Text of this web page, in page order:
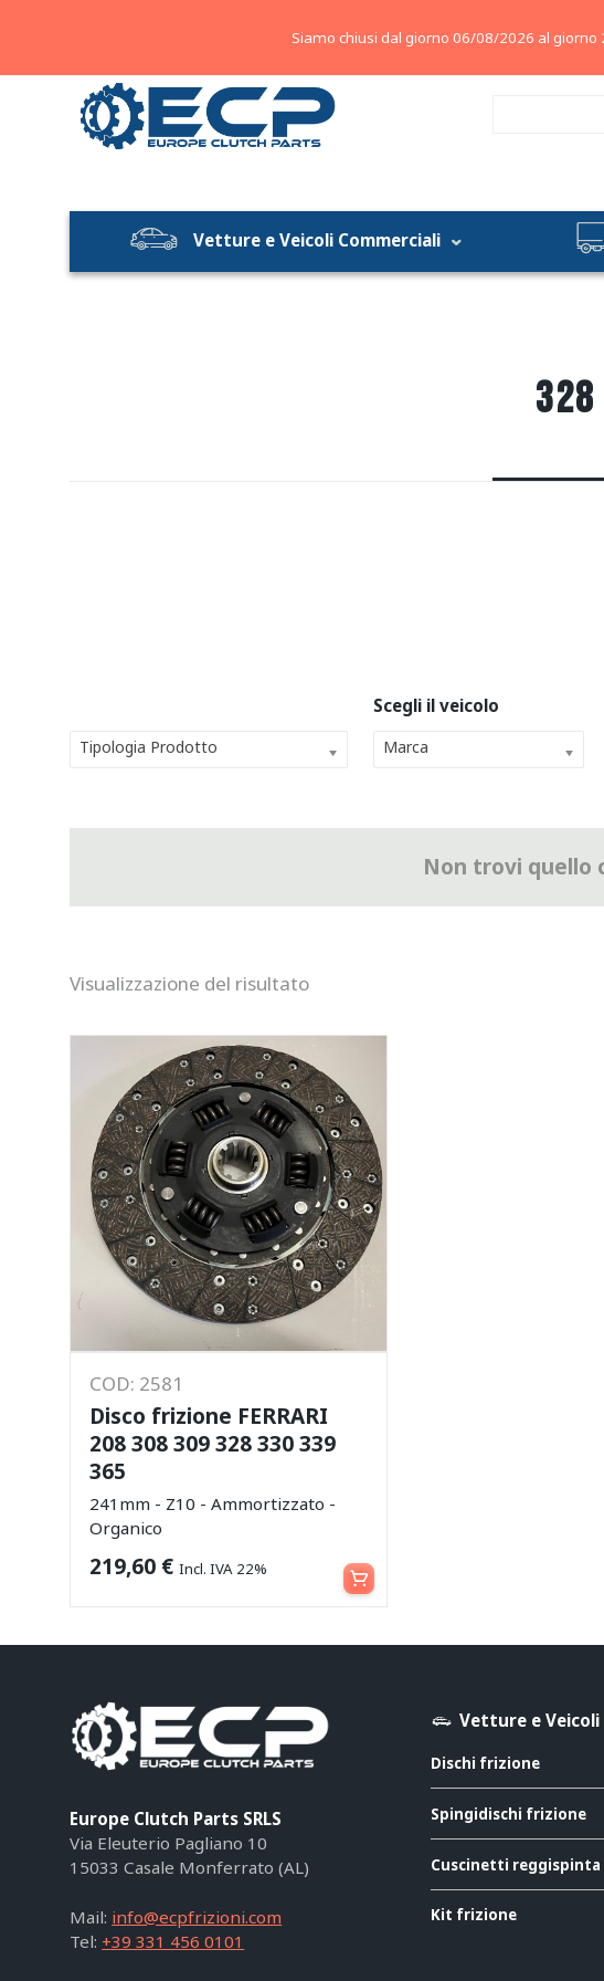
Vetture e Veicoli Commerciali
328
Tipologia Prodotto Marca
Non trovi quello
Visualizzazione del risultato
COD: 2581
Disco frizione FERRARI
208 308 309 328 330 339
365
241mm - Z10 - Ammortizzato -
Organico
219,60 € Incl. IVA 22% Aggiungi al carrello
Europe Clutch Parts SRLS
Via Eleuterio Pagliano 10
15033 Casale Monferrato (AL)
Mail: info@ecpfrizioni.com
Tel: +39 331 456 0101
Vetture e Veicoli
Dischi frizione
Spingidischi frizione
Cuscinetti
Kit frizione
Siamo chiusi dal giorno 06/08/2026 al